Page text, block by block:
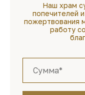
Наш храм
попечителей
пожертвования
работу